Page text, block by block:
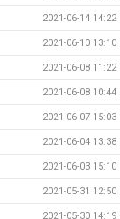
2021-06-14 14:22
2021-06-10 13:10
2021-06-08 11:22
2021-06-08 10:44
2021-06-07 15:03
2021-06-04 13:38
2021-06-03 15:10
2021-05-31 12:50
2021-05-30 14:19